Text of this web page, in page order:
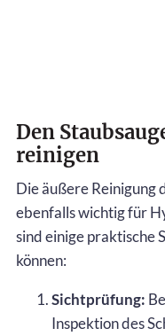
Den
reinigen
Die äußere Reinigung
ebenfalls wichtig für
sind einige praktische
können:
Sichtprüfung:
Inspektion des